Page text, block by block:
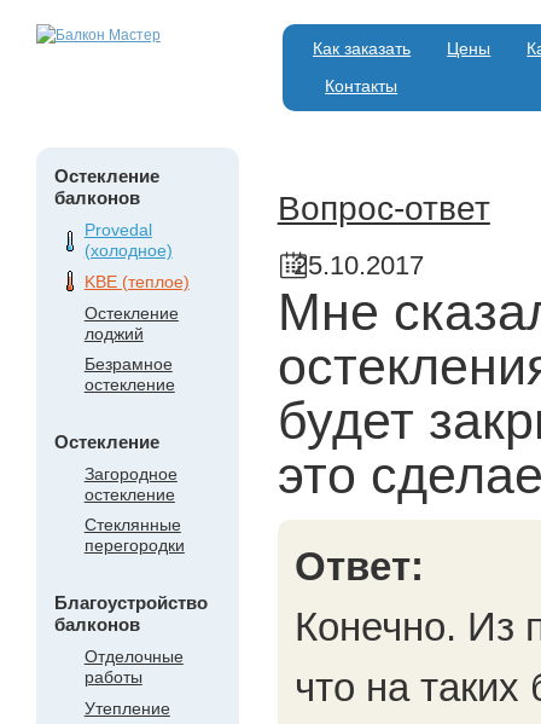
Как заказать Цены
Контакты
Остекление
балконов
Provedal
(холодное)
KBE (теплое)
Остекление
лоджий
Безрамное
остекление
Остекление
Загородное
остекление
Стеклянные
перегородки
Благоустройство
балконов
Отделочные
работы
Утепление
Вопрос-ответ
25.10.2017
Мне
будет
это
Ответ:
Конечно. Из
что на таких